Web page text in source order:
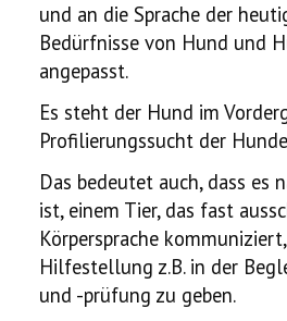
und an die Sprache der
Bedürfnisse von Hund und
angepasst.
Es steht der Hund im
Profilierungssucht der
Das bedeutet auch, dass es
ist, einem Tier, das fast
Körpersprache
Hilfestellung z.B. in der
und -prüfung zu geben.